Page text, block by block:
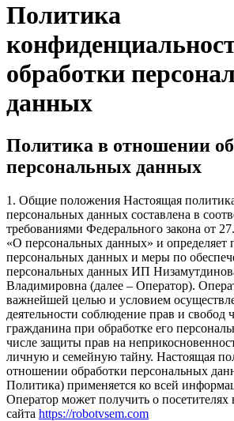
Политика
обработки
данных
Политика в отношении
персональных данных
1. Общие положения Настоящая
персональных данных составлена в
требованиями Федерального закона от
«О персональных данных» и определяет
персональных данных и меры по
персональных данных ИП
Владимировна (далее – Оператор).
важнейшей целью и условием
деятельности соблюдение прав и свобод
гражданина при обработке его
числе защиты прав на
личную и семейную тайну. Настоящая
отношении обработки персональных
Политика) применяется ко всей
Оператор может получить о посетителях
сайта https://robotvsem.com